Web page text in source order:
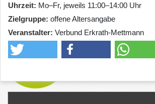
Uhrzeit Mo–Fr, jeweils 11:00–14:00 Uhr
Zielgruppe offene Altersangabe
Veranstalter Verbund Erkrath-Mettmann